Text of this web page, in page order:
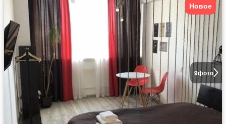
9фото
Новое